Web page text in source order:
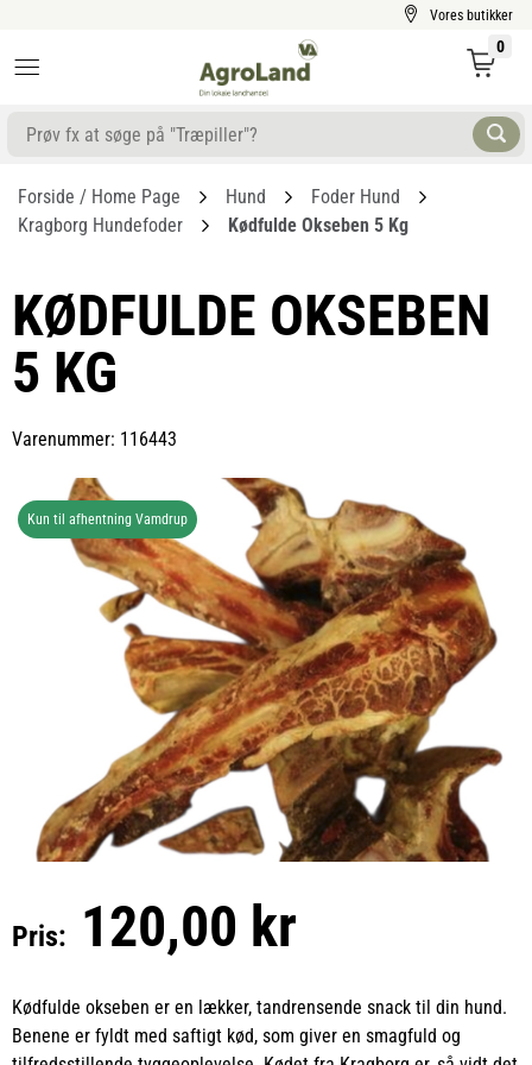
Vores butikker
0
Forside / Home Page Hund
Foder Hund
Kragborg Hundefoder
Kødfulde Okseben 5 Kg
KØDFULDE OKSEBEN
5 KG
Varenummer: 116443
Kun til afhentning Vamdrup
Pris: 120,00 kr
Kødfulde okseben er en lækker, tandrensende snack til din hund.
Benene er fyldt med saftigt kød, som giver en smagfuld og